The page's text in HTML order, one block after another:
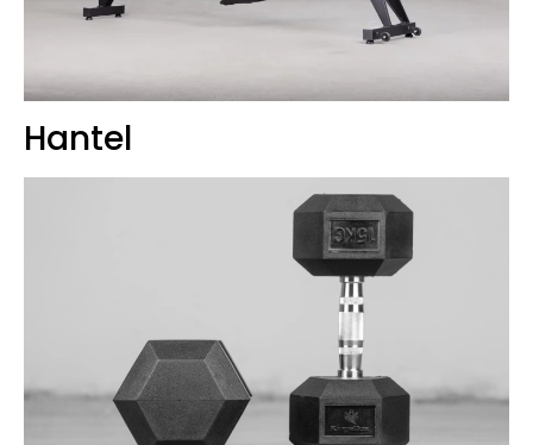
Hantel